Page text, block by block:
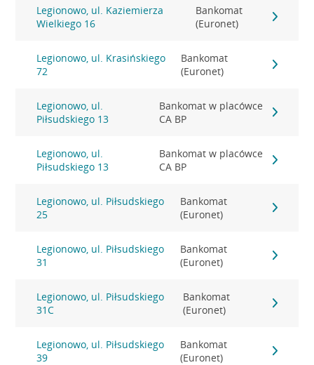
Legionowo, ul. Kaziemierza
Wielkiego 16
Bankomat
(Euronet)
Legionowo, ul. Krasińskiego
72
Bankomat
(Euronet)
Legionowo, ul.
Piłsudskiego 13
Bankomat w placówce
CA BP
Legionowo, ul.
Piłsudskiego 13
Bankomat w placówce
CA BP
Legionowo, ul. Piłsudskiego
25
Bankomat
(Euronet)
Legionowo, ul. Piłsudskiego
31
Bankomat
(Euronet)
Legionowo, ul. Piłsudskiego
31C
Bankomat
(Euronet)
Legionowo, ul. Piłsudskiego
39
Bankomat
(Euronet)